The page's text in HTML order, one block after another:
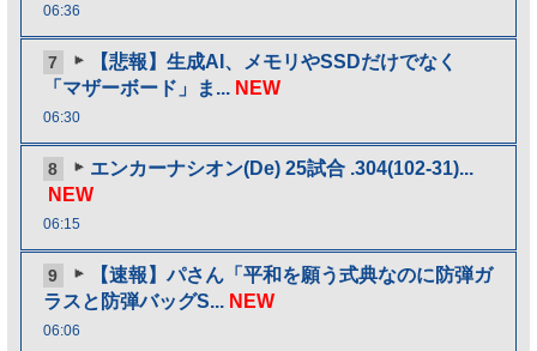
06:36
7
【悲報】生成AI、メモリやSSDだけでなく
「マザーボード」ま... NEW
06:30
8
エンカーナシオン(De) 25試合 .304(102-31)...
NEW
06:15
9
【速報】パさん「平和を願う式典なのに防弾ガ
ラスと防弾バッグS... NEW
06:06